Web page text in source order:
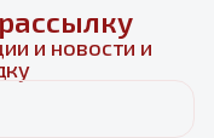
и новости и